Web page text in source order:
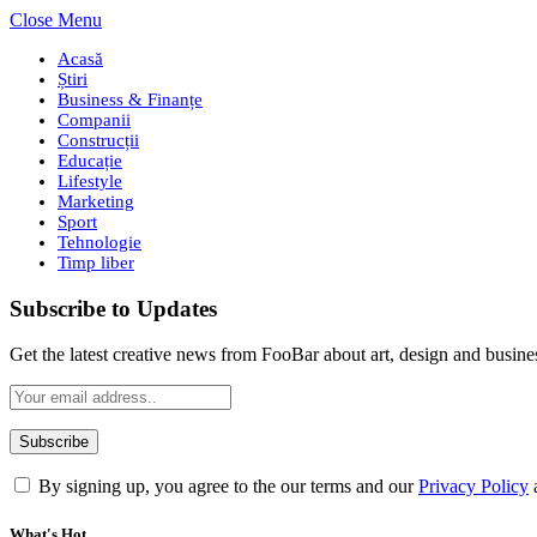
Close Menu
Acasă
Știri
Business & Finanțe
Companii
Construcții
Educație
Lifestyle
Marketing
Sport
Tehnologie
Timp liber
Subscribe to Updates
Get the latest creative news from FooBar about art, design and
By signing up, you agree to the our terms and ourPrivacy Policy